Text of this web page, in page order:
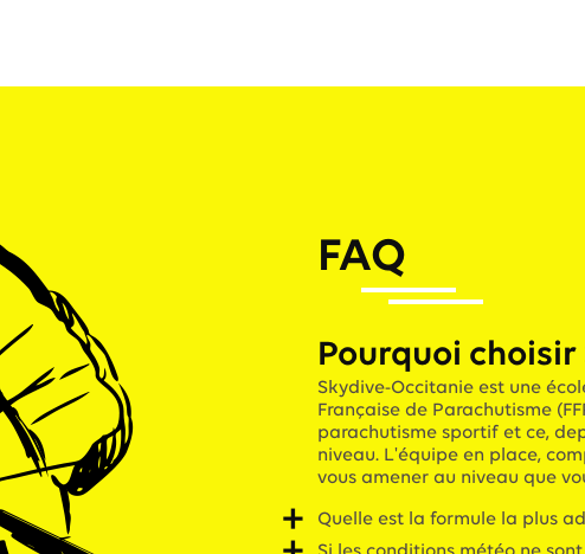
FAQ
Pourquoi
Skydive-Occitanie est une
Française de Parachutisme
parachutisme sportif et ce,
niveau. L'équipe en place,
vous amener au niveau que
Quelle est la formule la plus